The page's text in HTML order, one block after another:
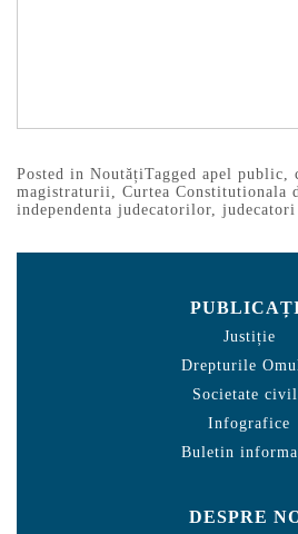
Posted in NoutățiTagged apel public
magistraturii
Curtea Constitutionala
independenta judecatorilor
Justiție
Drepturile
Societate
Infografice
Buletin
DESPRE